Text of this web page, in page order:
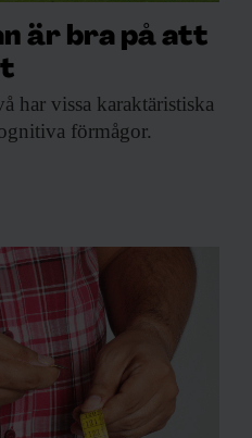
är bra på att
har vissa karaktäristiska
förmågor.